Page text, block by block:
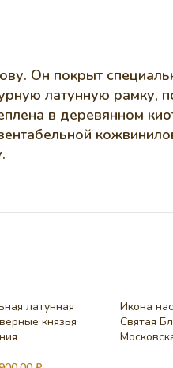
Он покрыт
латунную рамку,
в деревянном
латунная
князья
Икона
Святая